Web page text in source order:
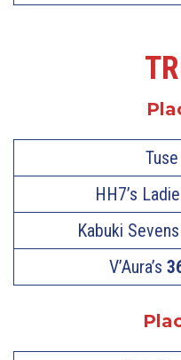
HH7’s
Kabuki Sevens
V’Aura’s